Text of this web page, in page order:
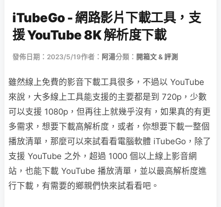
iTubeGo - 網路影片下載工具，支
援 YouTube 8K 解析度下載
發佈日期：2023/5/19作者： 阿湯分類： 開箱文 & 評測
雖然線上免費的影音下載工具很多，不過以 YouTube
來說，大多線上工具能支援的主要都是到 720p，少數
可以支援 1080p，但再往上就幾乎沒有，如果真的有更
多需求，想要下載高解析度，或者，你想要下載一整個
播放清單，那麼可以來試看看電腦軟體 iTubeGo，除了
支援 YouTube 之外，超過 1000 個以上線上影音網
站，也能下載 YouTube 播放清單，並以最高解析度進
行下載，有需要的鄉親們快來試看看吧。